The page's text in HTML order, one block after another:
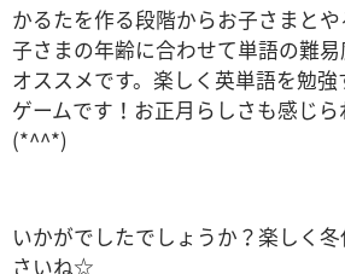
かるたを作る段階からお子さまと
子さまの年齢に合わせて単語の難
オススメです。楽しく英単語を勉
ゲームです！お正月らしさも感じ
(*^^*)
いかがでしたでしょうか？楽しく
さいね☆